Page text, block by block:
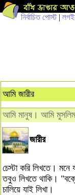
নির্বাচিত পোস্ট|
আমি জারীর
আমি মানুষ। আমি
জারীর
চেস্টা করি লিখতে।
তবুও লিখতে থাকি।
চালিয়ে যাই লিখা।